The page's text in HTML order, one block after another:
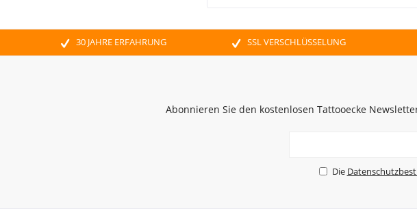
30 JAHRE ERFAHRUNG SSL VERSCHLÜSSELUNG
Abonnieren Sie den kostenlosen Tattooecke
Die